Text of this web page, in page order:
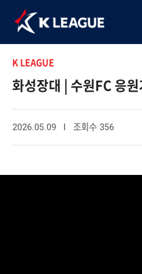
K LEAGUE
화성장대 | 수원FC 응
2026.05.09 I 조회수 356